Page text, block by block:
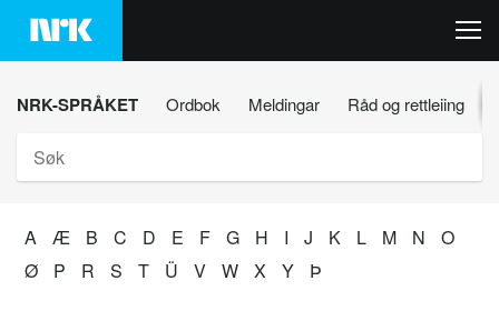
Hopp
innhaldet
NRK-SPRÅKET Ordbok Meldingar Råd og rettleiing
A Æ B C D E F G H I J K L M N
O
Ø
P R S T Ü V W X Y Þ